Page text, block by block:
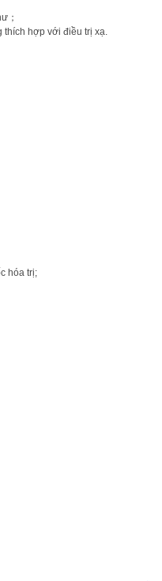
；
thích hợp với điều trị xạ.
hóa trị;